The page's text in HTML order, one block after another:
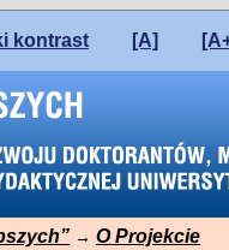
kontrast [A]
→O Projekcie